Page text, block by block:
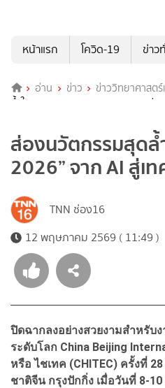
หน้าแรก
โควิด-19 ข่าว
อ่าน ข่าว ข่าววิทยาศาสตร์
ล้ำในงาน “CHITEC 2026” จาก AI สู่เท
ส่องนวัตกรรมสุดล้
2026” จาก AI สู่เ
TNN ช่อง16
12 พฤษภาคม 2569 ( 11:49 )
ปิดฉากลงอย่างสวยงามสำหรับ
ระดับโลก China Beijing
หรือ ไชเทค (CHITEC) ครั้งที่
ชาติจีน กรุงปักกิ่ง เมื่อวันที่ 8-